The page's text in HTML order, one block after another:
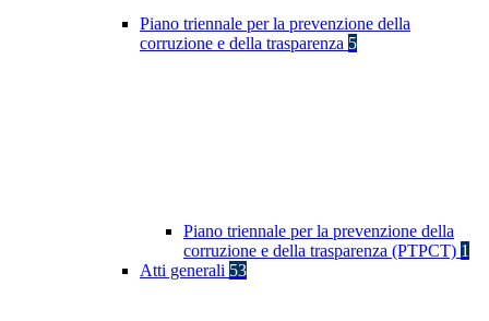
Piano triennale per la prevenzione della
corruzione e della trasparenza 5
Piano triennale per la prevenzione della
corruzione e della trasparenza (PTPCT) 1
Atti generali 53